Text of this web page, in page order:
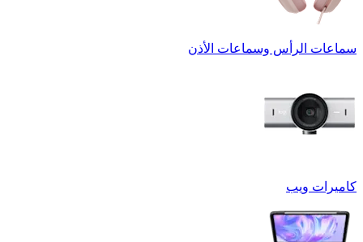
سماعات الرأس وسماعات الأذن
كاميرات ويب